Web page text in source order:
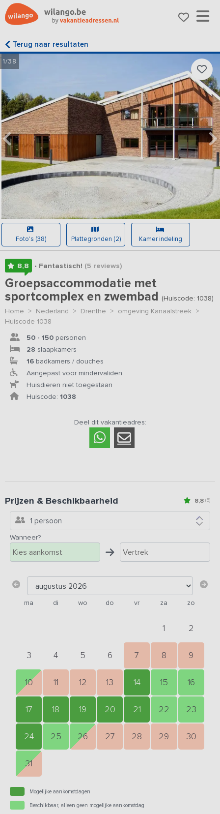
Terug naar resultaten
1/38
Foto's (38) Plattegronden (2) Kamer indeling
8,8 • Fantastisch! (5 reviews)
Groepsaccommodatie met
sportcomplex en zwembad (Huiscode: 1038)
Home > Nederland > Drenthe > omgeving Kanaalstreek >
Huiscode 1038
50 - 150 personen
28 slaapkamers
16 badkamers / douches
Aangepast voor mindervaliden
Huisdieren niet toegestaan
Huiscode: 1038
Deel dit vakantieadres:
8,8 (5)
Prijzen & Beschikbaarheid
1 persoon
Wanneer?
ma di wo do vr za zo
1 2
3 4 5 6 7 8 9
10 11 12 13 14 15 16
17 18 19 20 21 22 23
24 25 26 27 28 29 30
31
Mogelijke aankomstdagen
Beschikbaar, alleen geen mogelijke aankomstdag